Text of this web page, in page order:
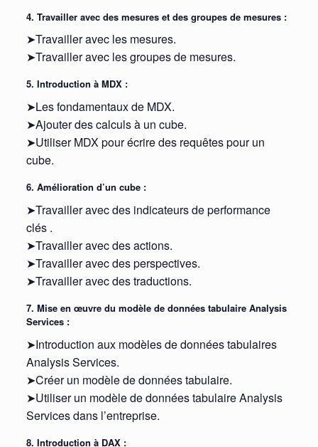
4. Travailler avec des mesures et des groupes de mesures :
➤Travailler avec les mesures.
➤Travailler avec les groupes de mesures.
5. Introduction à MDX :
➤Les fondamentaux de MDX.
➤Ajouter des calculs à un cube.
➤Utiliser MDX pour écrire des requêtes pour un
cube.
6. Amélioration d’un cube :
➤Travailler avec des indicateurs de performance
clés .
➤Travailler avec des actions.
➤Travailler avec des perspectives.
➤Travailler avec des traductions.
7. Mise en œuvre du modèle de données tabulaire Analysis
Services :
➤Introduction aux modèles de données tabulaires
Analysis Services.
➤Créer un modèle de données tabulaire.
➤Utiliser un modèle de données tabulaire Analysis
Services dans l’entreprise.
8. Introduction à DAX :